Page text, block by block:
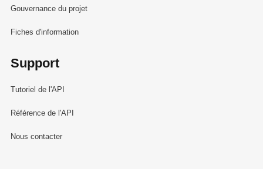
Gouvernance du projet
Fiches d'information
Support
Tutoriel de l'API
Référence de l'API
Nous contacter